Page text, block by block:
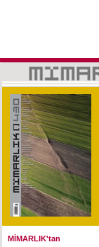
MİMARLIK'tan